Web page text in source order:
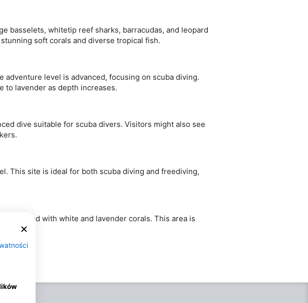
basselets, whitetip reef sharks, barracudas, and leopard
soft corals and diverse tropical fish.
level is advanced, focusing on scuba diving.
to lavender as depth increases.
dive suitable for scuba divers. Visitors might also see
This site is ideal for both scuba diving and freediving,
adorned with white and lavender corals. This area is